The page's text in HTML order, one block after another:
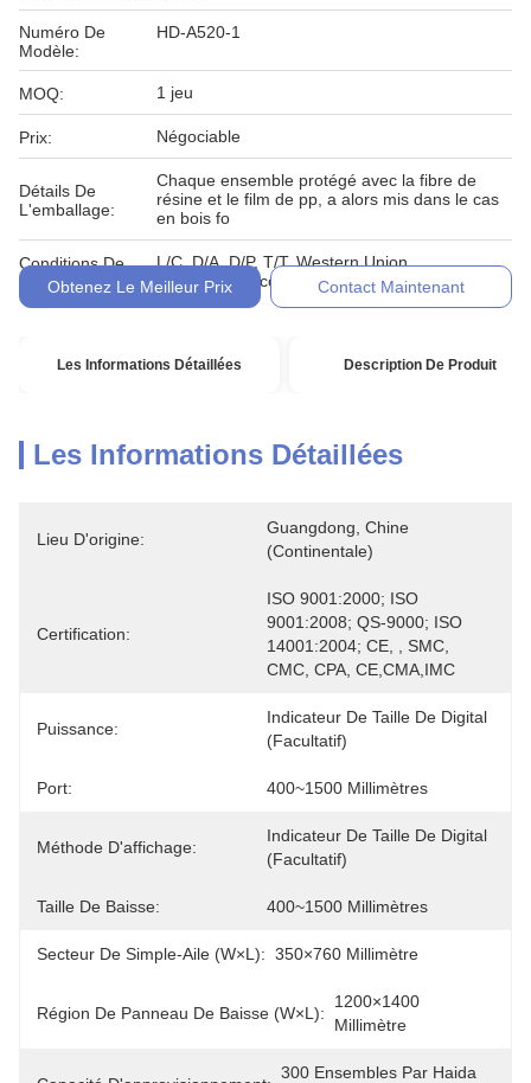
Numéro De
Modèle:
HD-A520-1
MOQ: 1 jeu
Prix: Négociable
Détails De
L'emballage:
Chaque ensemble protégé avec la fibre de
résine et le film de pp, a alors mis dans le cas
en bois fo
Conditions De
Paiement:
L/C, D/A, D/P, T/T, Western Union,
MoneyGram, comptant, engagement
Obtenez Le Meilleur Prix Contact Maintenant
Les Informations Détaillées Description De Produit
Les Informations Détaillées
Lieu D'origine:
Guangdong, Chine
(continentale)
Certification:
ISO 9001:2000; ISO
9001:2008; QS-9000; ISO
14001:2004; CE, , SMC,
CMC, CPA, CE,CMA,IMC
Puissance:
Indicateur De Taille De Digital
(facultatif)
Port: 400~1500 Millimètres
Méthode D'affichage:
Indicateur De Taille De Digital
(facultatif)
Taille De Baisse: 400~1500 Millimètres
Secteur De Simple-Aile (W×L): 350×760 Millimètre
Région De Panneau De Baisse (W×L):
1200×1400
Millimètre
300 Ensembles Par Haida